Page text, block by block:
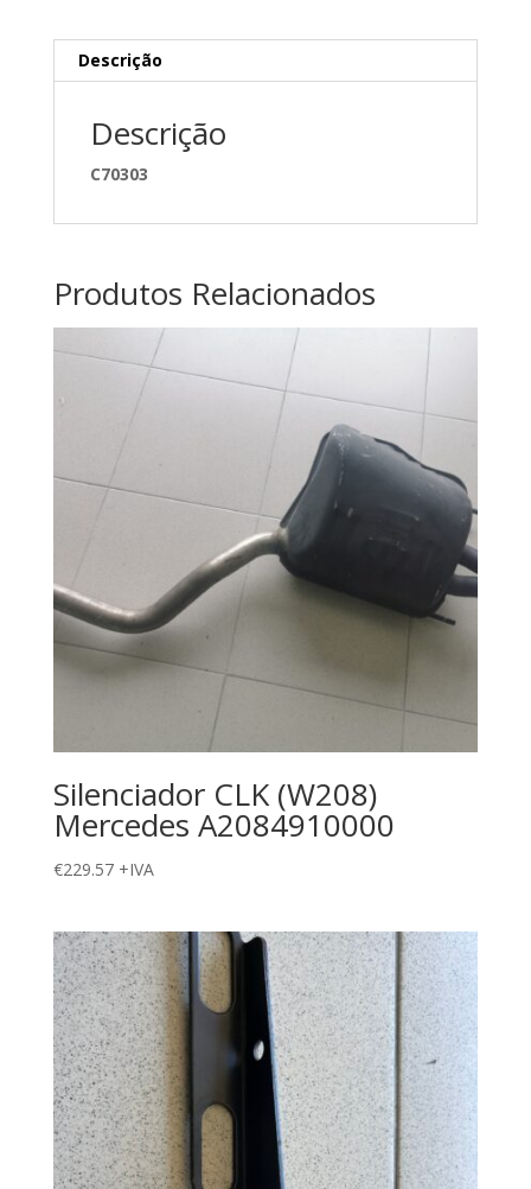
Descrição
Descrição
C70303
Produtos Relacionados
Silenciador CLK (W208)
Mercedes A2084910000
€229.57 +IVA